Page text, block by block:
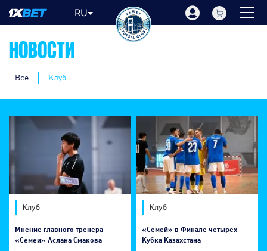
RU
НОВОСТИ
Все Клуб
Клуб
Мнение главного тренера
«Семей» Аслана Смакова
Клуб
«Семей» в Финале четырех
Кубка Казахстана